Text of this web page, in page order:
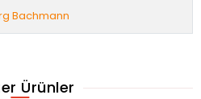
Bachmann
Ürünler